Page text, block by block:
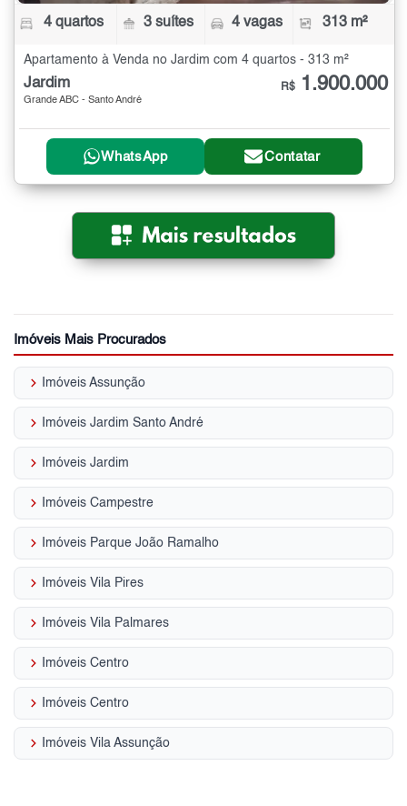
4 quartos 3 suítes 4 vagas 313 m²
Apartamento à Venda no Jardim com 4 quartos - 313 m²
Jardim
Grande ABC - Santo André
R$ 1.900.000
WhatsApp Contatar
Imóveis Mais Procurados
keyboard_arrow_right Imóveis Assunção
keyboard_arrow_right Imóveis Jardim Santo André
keyboard_arrow_right Imóveis Jardim
keyboard_arrow_right Imóveis Campestre
keyboard_arrow_right Imóveis Parque João Ramalho
keyboard_arrow_right Imóveis Vila Pires
keyboard_arrow_right Imóveis Vila Palmares
keyboard_arrow_right Imóveis Centro
keyboard_arrow_right Imóveis Centro
keyboard_arrow_right Imóveis Vila Assunção